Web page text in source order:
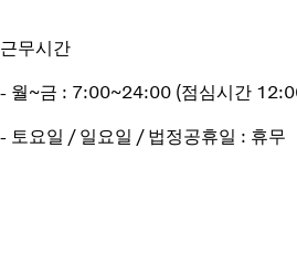
근무시간
- 월~금 : 7:00~24:00 (점심시간
- 토요일 / 일요일 / 법정공휴일 : 휴무